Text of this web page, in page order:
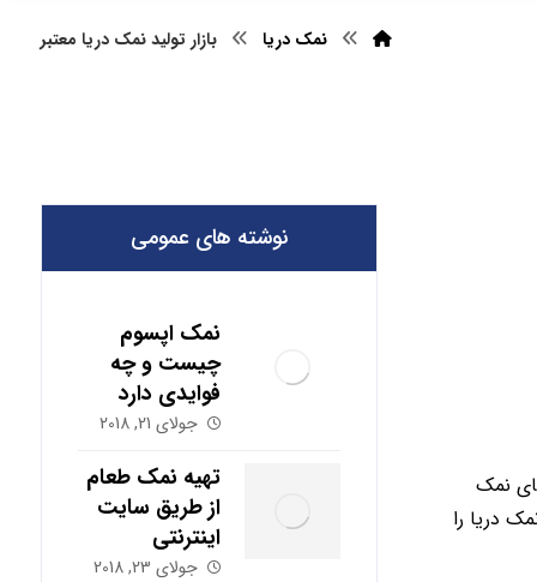
نمک دریا بازار تولید نمک دریا معتبر
نمک
دریا را
نوشته های عمومی
نمک اپسوم
چیست و چه
فوایدی دارد
جولای 21, 2018
تهیه نمک طعام
از طریق سایت
اینترنتی
جولای 23, 2018